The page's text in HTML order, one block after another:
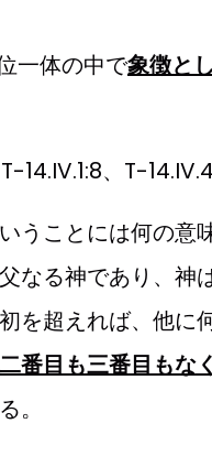
一体の中で象徴と
、T-
うことには何の意
なる神であり、神
を超えれば、他に
二番目も三番目もなく
。